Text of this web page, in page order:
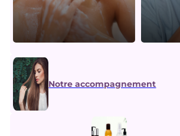
Notre accompagnement